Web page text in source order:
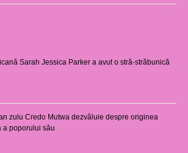
Sarah Jessica Parker a avut o stră-străbunică
zulu Credo Mutwa dezvăluie despre originea
a poporului său